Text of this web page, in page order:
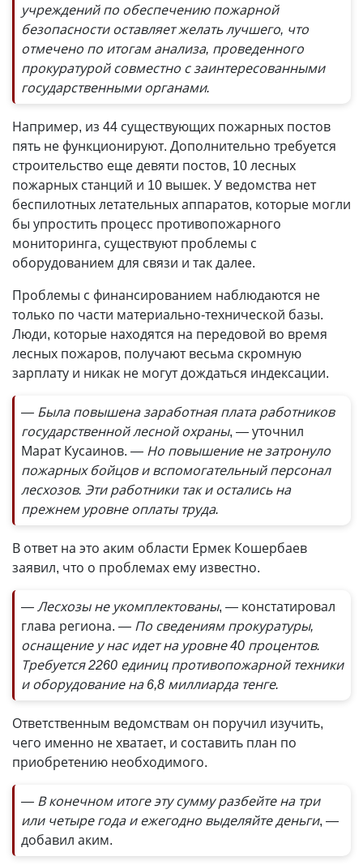
учреждений по обеспечению пожарной
безопасности оставляет желать лучшего, что
отмечено по итогам анализа, проведенного
прокуратурой совместно с заинтересованными
государственными органами.
Например, из 44 существующих пожарных постов
пять не функционируют. Дополнительно требуется
строительство еще девяти постов, 10 лесных
пожарных станций и 10 вышек. У ведомства нет
беспилотных летательных аппаратов, которые могли
бы упростить процесс противопожарного
мониторинга, существуют проблемы с
оборудованием для связи и так далее.
Проблемы с финансированием наблюдаются не
только по части материально-технической базы.
Люди, которые находятся на передовой во время
лесных пожаров, получают весьма скромную
зарплату и никак не могут дождаться индексации.
— Была повышена заработная плата работников
государственной лесной охраны, — уточнил
Марат Кусаинов. — Но повышение не затронуло
пожарных бойцов и вспомогательный персонал
лесхозов. Эти работники так и остались на
прежнем уровне оплаты труда.
В ответ на это аким области Ермек Кошербаев
заявил, что о проблемах ему известно.
— Лесхозы не укомплектованы, — констатировал
глава региона. — По сведениям прокуратуры,
оснащение у нас идет на уровне 40 процентов.
Требуется 2260 единиц противопожарной техники
и оборудование на 6,8 миллиарда тенге.
Ответственным ведомствам он поручил изучить,
чего именно не хватает, и составить план по
приобретению необходимого.
— В конечном итоге эту сумму разбейте на три
или четыре года и ежегодно выделяйте деньги, —
добавил аким.